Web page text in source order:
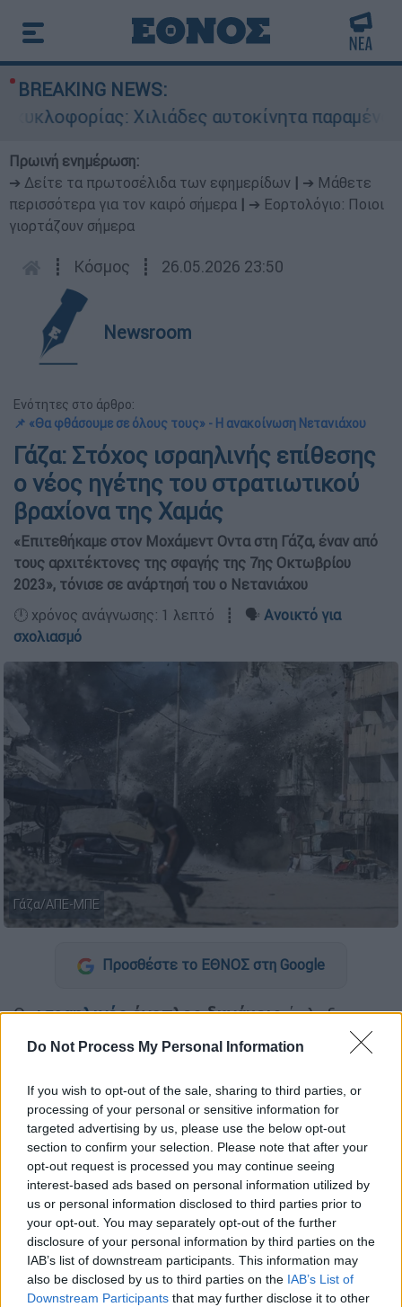
Do Not Process My Personal Information
If you wish to opt-out of the sale, sharing to third parties, or
processing of your personal or sensitive information for
targeted advertising by us, please use the below opt-out
section to confirm your selection. Please note that after your
opt-out request is processed you may continue seeing
interest-based ads based on personal information utilized by
us or personal information disclosed to third parties prior to
your opt-out. You may separately opt-out of the further
disclosure of your personal information by third parties on the
IAB’s list of downstream participants. This information may
also be disclosed by us to third parties on the IAB’s List of
Downstream Participants that may further disclose it to other
BREAKING NEWS:
Χιλιάδες αυτοκίνητα παραμένουν
Πρωινή ενημέρωση:
➔ Δείτε τα πρωτοσέλιδα των εφημερίδων
➔ Μάθετε
περισσότερα για τον καιρό σήμερα
➔ Εορτολόγιο: Ποιοι
γιορτάζουν σήμερα
┋ Κόσμος ┋ 26.05.2026 23:50
Newsroom
Ενότητες στο άρθρο:
📌 «Θα φθάσουμε σε όλους τους» - Η ανακοίνωση Νετανιάχου
Γάζα: Στόχος ισραηλινής επίθεσης
ο νέος ηγέτης του στρατιωτικού
βραχίονα της Χαμάς
«Επιτεθήκαμε στον Μοχάμεντ Οντα στη Γάζα, έναν από
τους αρχιτέκτονες της σφαγής της 7ης Οκτωβρίου
2023», τόνισε σε ανάρτησή του ο Νετανιάχου
🕛 χρόνος ανάγνωσης: 1 λεπτό ┋ 🗣️ Ανοικτό για
σχολιασμό
Γάζα/ΑΠΕ-ΜΠΕ
Προσθέστε το ΕΘΝΟΣ στη Google
Οιισραηλινέςένοπλες δυνάμειςέπληξαν
απόψε (26/5)
κτήριο στην Πόλη της Γάζας,
στοχεύοντας τον
στρατιωτικού βραχίονα τηςΧαμάς στον
παλαιστινιακό θύλακα.
«Θα φθάσουμε σε όλους τους» - Η
ανακοίνωση Νετανιάχου
ΔΙΑΒΑΣΤΕ ΕΠΙΣΗΣ
Κόσμος|26.05.2026 23:10
Στη δίνη σκανδάλου διαφθοράς ο